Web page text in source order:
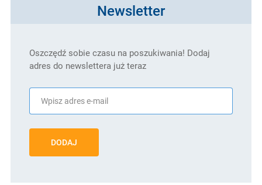
Newsletter
Oszczędź sobie czasu na poszukiwania! Dodaj
adres do newslettera już teraz
DODAJ